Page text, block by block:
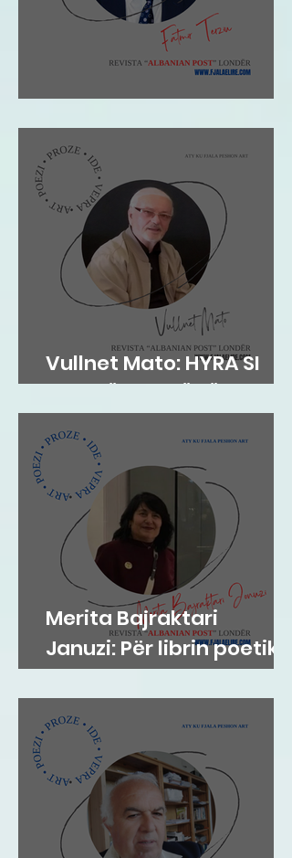
Fatmir Terziu: Shqipja
Vullnet Mato: HYRA SI
ZOG NË FOLENË TËNDE
Merita Bajraktari
Januzi: Për librin poetik
”Teh nate” të Hazir
Mehmetit